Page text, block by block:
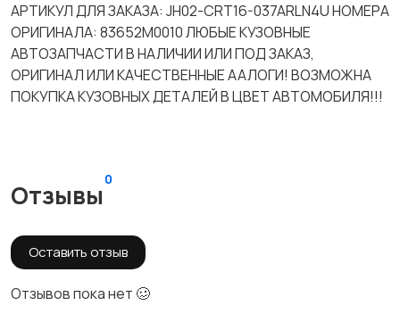
АРТИКУЛ ДЛЯ ЗАКАЗА: JH02-CRT16-037ARLN4U НОМЕРА
ОРИГИНАЛА: 83652M0010 ЛЮБЫЕ КУЗОВНЫЕ
АВТОЗАПЧАСТИ В НАЛИЧИИ ИЛИ ПОД ЗАКАЗ,
ОРИГИНАЛ ИЛИ КАЧЕСТВЕННЫЕ ААЛОГИ! ВОЗМОЖНА
ПОКУПКА КУЗОВНЫХ ДЕТАЛЕЙ В ЦВЕТ АВТОМОБИЛЯ!!!
Отзывы
0
Оставить отзыв
Отзывов пока нет 🥴